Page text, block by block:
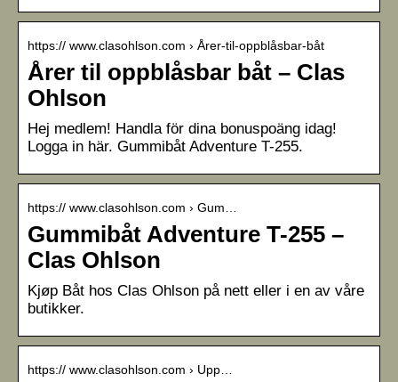
https:// www.clasohlson.com › Årer-til-oppblåsbar-båt
Årer til oppblåsbar båt – Clas
Ohlson
Hej medlem! Handla för dina bonuspoäng idag!
Logga in här. Gummibåt Adventure T-255.
https:// www.clasohlson.com › Gum…
Gummibåt Adventure T-255 –
Clas Ohlson
Kjøp Båt hos Clas Ohlson på nett eller i en av våre
butikker.
https:// www.clasohlson.com › Upp…